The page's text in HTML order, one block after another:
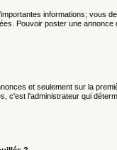
informations; vous
Pouvoir poster une
et seulement sur la
c'est l'administrateur qui